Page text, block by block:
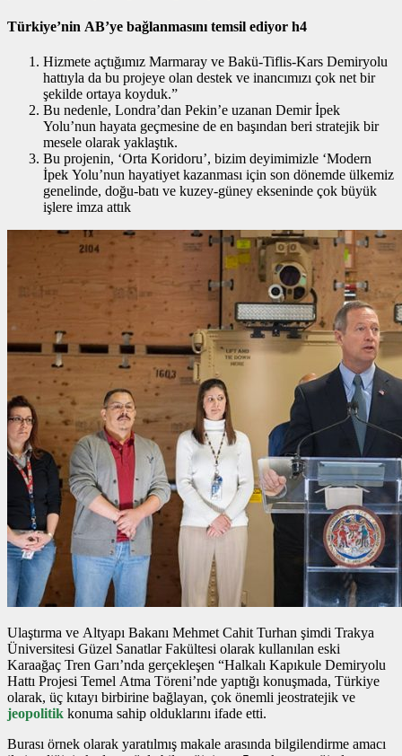
Türkiye’nin AB’ye bağlanmasını temsil ediyor h4
Hizmete açtığımız Marmaray ve Bakü-Tiflis-Kars Demiryolu
hattıyla da bu projeye olan destek ve inancımızı çok net bir
şekilde ortaya koyduk.”
Bu nedenle, Londra’dan Pekin’e uzanan Demir İpek
Yolu’nun hayata geçmesine de en başından beri stratejik bir
mesele olarak yaklaştık.
Bu projenin, ‘Orta Koridoru’, bizim deyimimizle ‘Modern
İpek Yolu’nun hayatiyet kazanması için son dönemde ülkemiz
genelinde, doğu-batı ve kuzey-güney ekseninde çok büyük
işlere imza attık
Ulaştırma ve Altyapı Bakanı Mehmet Cahit Turhan şimdi Trakya
Üniversitesi Güzel Sanatlar Fakültesi olarak kullanılan eski
Karaağaç Tren Garı’nda gerçekleşen “Halkalı Kapıkule Demiryolu
Hattı Projesi Temel Atma Töreni’nde yaptığı konuşmada, Türkiye
olarak, üç kıtayı birbirine bağlayan, çok önemli jeostratejik ve
jeopolitik konuma sahip olduklarını ifade etti.
Burası örnek olarak yaratılmış makale arasında bilgilendirme amacı